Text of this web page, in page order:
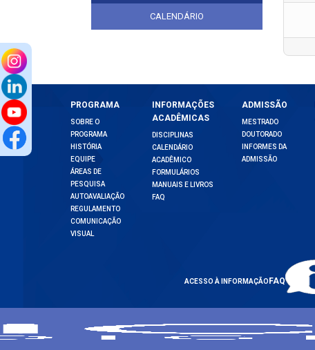
CALENDÁRIO
PROGRAMA
SOBRE O
PROGRAMA
HISTÓRIA
EQUIPE
ÁREAS DE
PESQUISA
AUTOAVALIAÇÃO
REGULAMENTO
COMUNICAÇÃO
VISUAL
INFORMAÇÕES
ACADÊMICAS
DISCIPLINAS
CALENDÁRIO
ACADÊMICO
FORMULÁRIOS
MANUAIS E LIVROS
FAQ
ADMISSÃO
MESTRADO
DOUTORADO
INFORMES DA
ADMISSÃO
ACESSO À INFORMAÇÃOFAQ